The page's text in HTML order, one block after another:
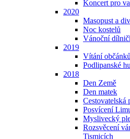
Koncert pro
2020
Masopust a
Noc kostelů
Vánoční
2019
Vítání občánků
Podlipanské
2018
Den Země
Den matek
Cestovatelská
Posvícení
Myslivecký
Rozsvěcení
Tismicích